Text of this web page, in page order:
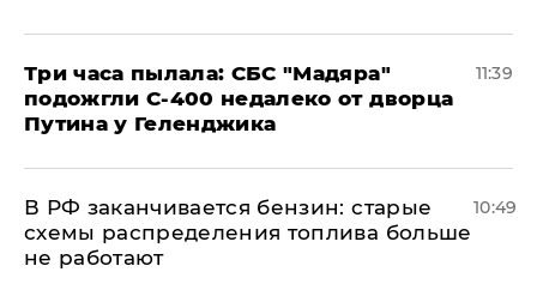
Три часа пылала: СБС "Мадяра"
подожгли С-400 недалеко от дворца
Путина у Геленджика
11:39
​В РФ заканчивается бензин: старые
схемы распределения топлива больше
не работают
10:49